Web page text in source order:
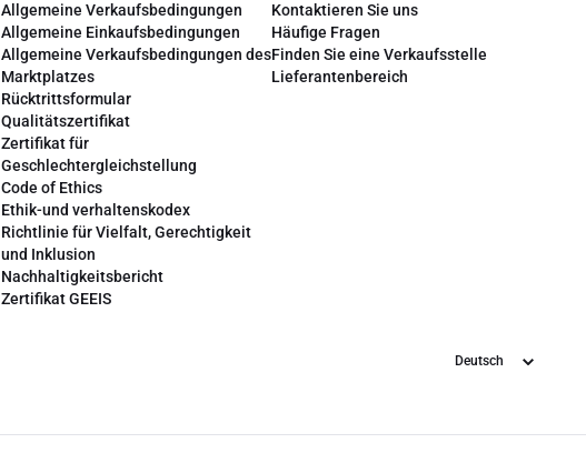
Allgemeine Verkaufsbedingungen
Allgemeine Einkaufsbedingungen
Allgemeine Verkaufsbedingungen des
Marktplatzes
Rücktrittsformular
Qualitätszertifikat
Zertifikat für
Geschlechtergleichstellung
Code of Ethics
Ethik-und verhaltenskodex
Richtlinie für Vielfalt, Gerechtigkeit
und Inklusion
Nachhaltigkeitsbericht
Zertifikat GEEIS
Kontaktieren Sie uns
Häufige Fragen
Finden Sie eine Verkaufsstelle
Lieferantenbereich
Sprache